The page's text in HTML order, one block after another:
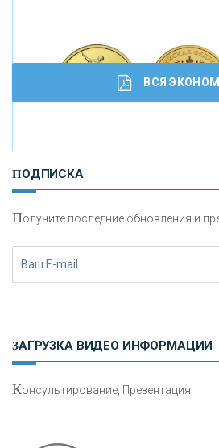
И
сохранения и увеличения
ВСЯ
ПОДПИСКА
Получите последние обновления и
ЗАГРУЗКА ВИДЕО ИНФОРМАЦИИ
Консультирование, Презентация